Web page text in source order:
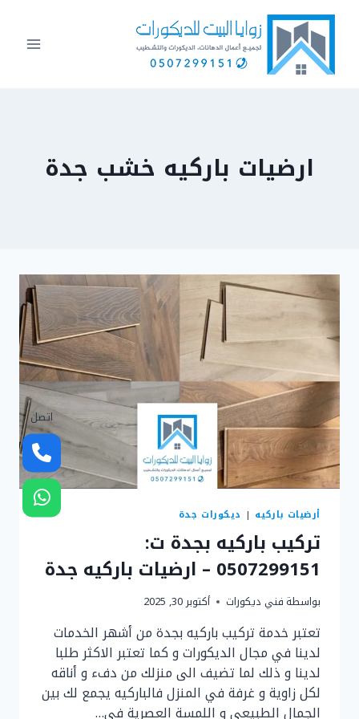
التجاوز
المحتوى
ارضيات باركيه خشب جدة
أرضيات باركيه | ديكورات جدة
تركيب باركيه بجدة ت:
0507299151 – ارضيات باركيه جدة
بواسطة فني ديكورات أكتوبر 30, 2025
تعتبر خدمة تركيب باركيه بجدة من أشهر الخدمات
لدينا في مجال الديكورات و كما تعتبر الاكثر طلبا
لدينا و ذلك لما تضيف الى منزلك من دفء و أناقه
لكل زاوية و غرفة في المنزل فالباركيه يجمع لك بين
الجمال الطبيعي و اللمسة العصرية في…
اتصل